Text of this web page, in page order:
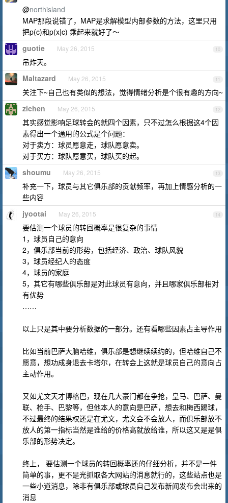
@northisland
MAP那段说错了，MAP是求解模型内部参数的方法，这里只用
把p(c)和p(x|c) 乘起来就好了～
10
guotie May 26, 2015
吊炸天。
11
Maltazard May 26, 2015
关注下~自己也有类似的想法，觉得情绪分析是个很有趣的方向~
12
zichen May 26, 2015
其实感觉影响足球转会的就四个因素，只不过怎么根据这4个因
素得出一个通用的公式是个问题：
对于卖方：球员愿意走，球队愿意卖。
对于买方：球队愿意买，球队买的起。
13
shoumu May 26, 2015
补充一下，球员与其它俱乐部的贡献频率，再加上情感分析的一
些内容
14
jyootai May 26, 2015
要估测一个球员的转回概率是很复杂的事情
1，球员自己的意向
2，俱乐部当前的形势，包括经济、政治、球队风貌
3，球员经纪人的态度
4，球员的家庭
5，其它有哪些俱乐部是对此球员有意向，并且哪家俱乐部相对
有优势
……
以上只是其中要分析数据的一部分。还有看哪些因素占主导作用
比如当前巴萨大脑哈维，俱乐部是想继续续约的，但哈维自己不
愿意，想功成身退去卡塔尔，在转会上这就是球员自己的意向占
主动作用。
又如尤文天才博格巴，现在几大豪门都在争抢，皇马、巴萨、曼
联、枪手、巴黎等，但他本人的意向是巴萨，想去和梅西踢球，
不过最终的结果权还是在尤文，尤文会不会放人，而俱乐部放不
放人的第一指标当然是谁给的价格高就放给谁，所以这又是是俱
乐部的形势决定。
终上， 要估测一个球员的转回概率还的仔细分析，并不是一件
简单的事，更不是光抓取各大网站的消息就行的，这些站点也是
一些小道消息，除非有俱乐部或球员自己发布新闻发布会出来的
消息